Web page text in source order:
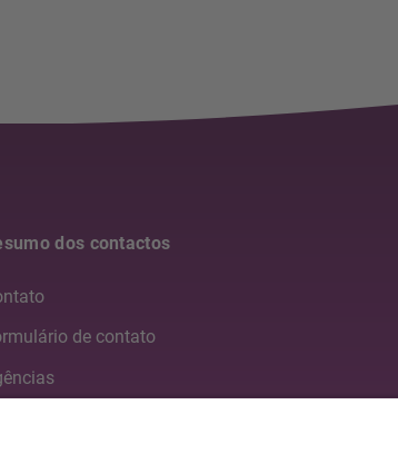
dos contactos
de contato